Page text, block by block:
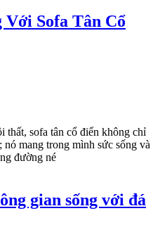
Với Sofa Tân Cổ
thất, sofa tân cổ điển không chỉ
mang trong mình sức sống và
đường né
gian sống với đá